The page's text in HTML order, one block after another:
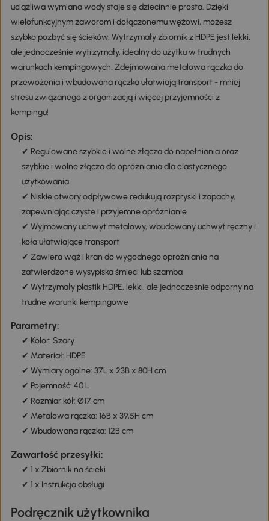
uciążliwa wymiana wody staje się dziecinnie prosta. Dzięki
wielofunkcyjnym zaworom i dołączonemu wężowi, możesz
szybko pozbyć się ścieków. Wytrzymały zbiornik z HDPE jest lekki,
ale jednocześnie wytrzymały, idealny do użytku w trudnych
warunkach kempingowych. Zdejmowana metalowa rączka do
przewożenia i wbudowana rączka ułatwiają transport - mniej
stresu związanego z organizacją i więcej przyjemności z
kempingu!
Opis:
✔ Regulowane szybkie i wolne złącza do napełniania oraz
szybkie i wolne złącza do opróżniania dla elastycznego
użytkowania
✔ Niskie otwory odpływowe redukują rozpryski i zapachy,
zapewniając czyste i przyjemne opróżnianie
✔ Wyjmowany uchwyt metalowy, wbudowany uchwyt ręczny i
koła ułatwiające transport
✔ Zawiera wąż i kran do wygodnego opróżniania na
zatwierdzone wysypiska śmieci lub szamba
✔ Wytrzymały plastik HDPE, lekki, ale jednocześnie odporny na
trudne warunki kempingowe
Parametry:
✔ Kolor: Szary
✔ Materiał: HDPE
✔ Wymiary ogólne: 37L x 23B x 80H cm
✔ Pojemność: 40 L
✔ Rozmiar kół: Ø17 cm
✔ Metalowa rączka: 16B x 39,5H cm
✔ Wbudowana rączka: 12B cm
Zawartość przesyłki:
✔ 1 x Zbiornik na ścieki
✔ 1 x Instrukcja obsługi
Podręcznik użytkownika